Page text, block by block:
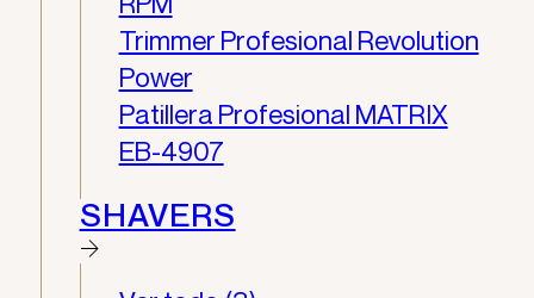
Trimmer Profesional Revolution
Power
Patillera Profesional MATRIX
EB-4907
SHAVERS